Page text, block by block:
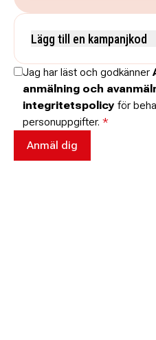
Lägg till en kampanjkod
Skriv koden utan mellanslag och
de anges.
Jag har läst och godkänner
anmälning och
integritetspolicy för
personuppgifter. *